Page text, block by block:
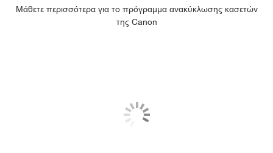
Μάθετε περισσότερα για το πρόγραμμα ανακύκλωσης κασετών
της Canon